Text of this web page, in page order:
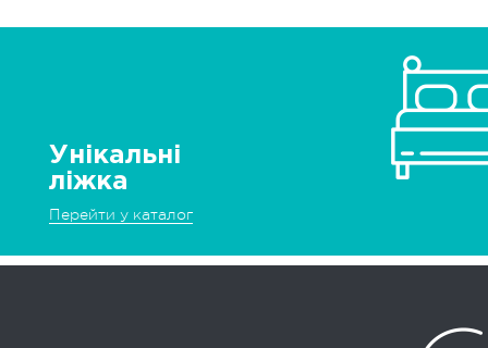
Унікальні
ліжка
Перейти у каталог